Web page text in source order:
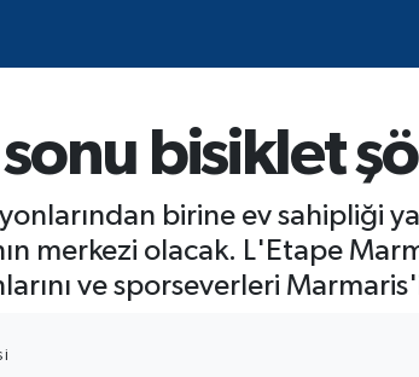
bisiklet
birine ev sahipliği
merkezi olacak. L'Etape
ve sporseverleri